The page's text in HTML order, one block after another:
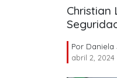
Christian
Por Daniela
abril 2, 2024